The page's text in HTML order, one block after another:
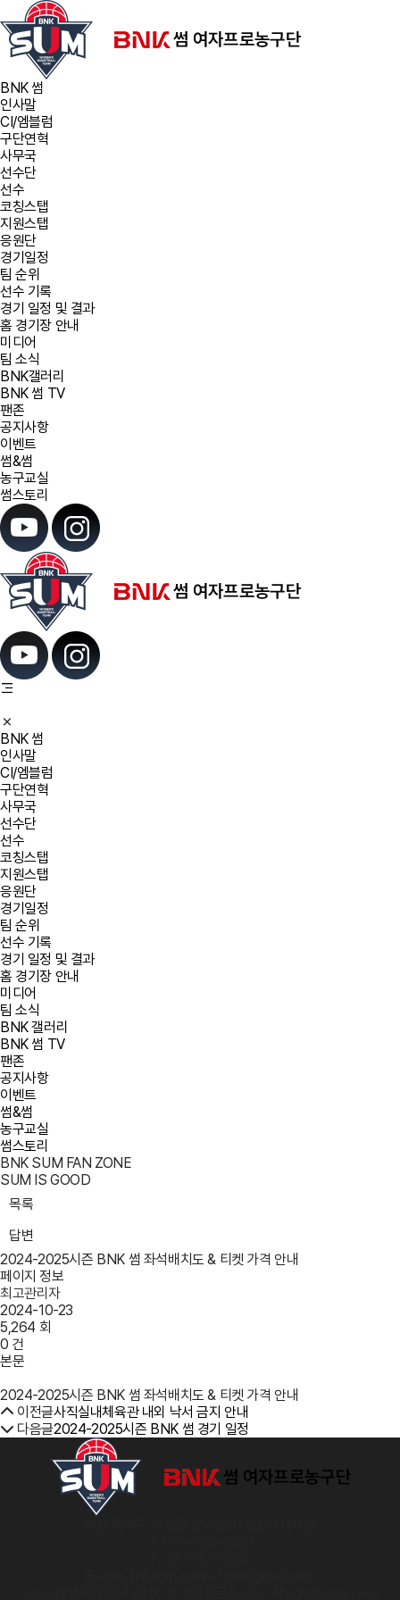
BNK 썸
인사말
CI/엠블럼
구단연혁
사무국
선수단
선수
코칭스탭
지원스탭
응원단
경기일정
팀 순위
선수 기록
경기 일정 및 결과
홈 경기장 안내
미디어
팀 소식
BNK갤러리
BNK 썸 TV
팬존
공지사항
이벤트
썸&썸
농구교실
썸스토리
BNK 썸
인사말
CI/엠블럼
구단연혁
사무국
선수단
선수
코칭스탭
지원스탭
응원단
경기일정
팀 순위
선수 기록
경기 일정 및 결과
홈 경기장 안내
미디어
팀 소식
BNK 갤러리
BNK 썸 TV
팬존
공지사항
이벤트
썸&썸
농구교실
썸스토리
BNK SUM FAN ZONE
SUM IS GOOD
목록
답변
2024-2025시즌 BNK 썸 좌석배치도 & 티켓 가격 안내
페이지 정보
최고관리자
2024-10-23
5,264 회
0 건
본문
2024-2025시즌 BNK 썸 좌석배치도 & 티켓 가격 안내
이전글사직실내체육관 내외 낙서 금지 안내
다음글2024-2025시즌 BNK 썸 경기 일정